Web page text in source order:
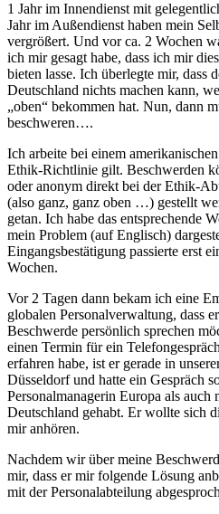
1 Jahr im Innendienst mit
Jahr im Außendienst haben mein
vergrößert. Und vor ca. 2 Wochen
ich mir gesagt habe, dass ich mir
bieten lasse. Ich überlegte mir, dass
Deutschland nichts machen kann,
„oben“ bekommen hat. Nun, dann
beschweren….
Ich arbeite bei einem
Ethik-Richtlinie gilt. Beschwerden
oder anonym direkt bei der Ethik-
(also ganz, ganz oben …) gestellt
getan. Ich habe das entsprechende
mein Problem (auf Englisch)
Eingangsbestätigung passierte erst
Wochen.
Vor 2 Tagen dann bekam ich eine
globalen Personalverwaltung, dass
Beschwerde persönlich sprechen
einen Termin für ein
erfahren habe, ist er gerade in
Düsseldorf und hatte ein Gespräch
Personalmanagerin Europa als auch
Deutschland gehabt. Er wollte sich
mir anhören.
Nachdem wir über meine
mir, dass er mir folgende Lösung
mit der Personalabteilung